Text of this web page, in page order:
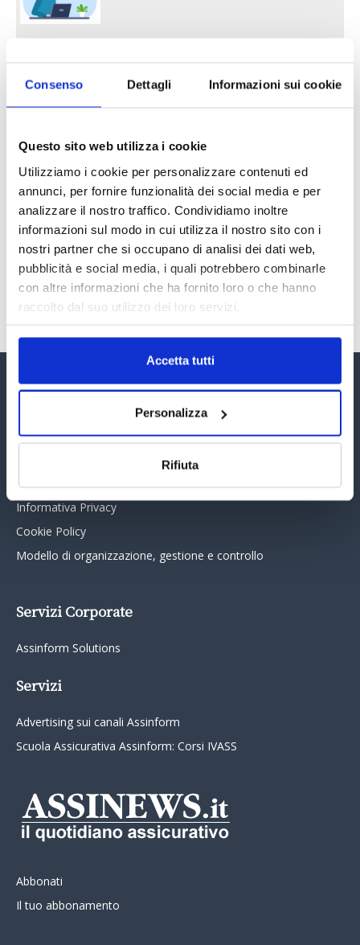
Consenso Dettagli Informazioni sui cookie
Questo sito web utilizza i cookie
Utilizziamo i cookie per personalizzare contenuti ed
annunci, per fornire funzionalità dei social media e per
analizzare il nostro traffico. Condividiamo inoltre
informazioni sul modo in cui utilizza il nostro sito con i
nostri partner che si occupano di analisi dei dati web,
pubblicità e social media, i quali potrebbero combinarle
con altre informazioni che ha fornito loro o che hanno
raccolto dal suo utilizzo dei loro servizi.
Accetta tutti
Personalizza
Rifiuta
30 Giugno 2026
30 Giugno 2026
PREMI 2025. I TOP TEN
30 Giugno 2026
TUTTI GLI ARTICOLI DEL MESE
Assinform Editore
Chi siamo
Collabora con noi
Informativa Privacy
Cookie Policy
Modello di organizzazione, gestione e controllo
Servizi Corporate
Assinform Solutions
Servizi
Advertising sui canali Assinform
Scuola Assicurativa Assinform: Corsi IVASS
Abbonati
Il tuo abbonamento